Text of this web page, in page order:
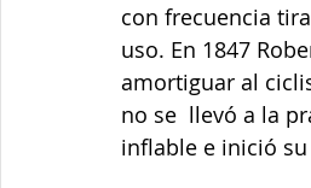
con frecuencia
uso. En 1847
amortiguar al
no se  llevó a la
inflable e inició